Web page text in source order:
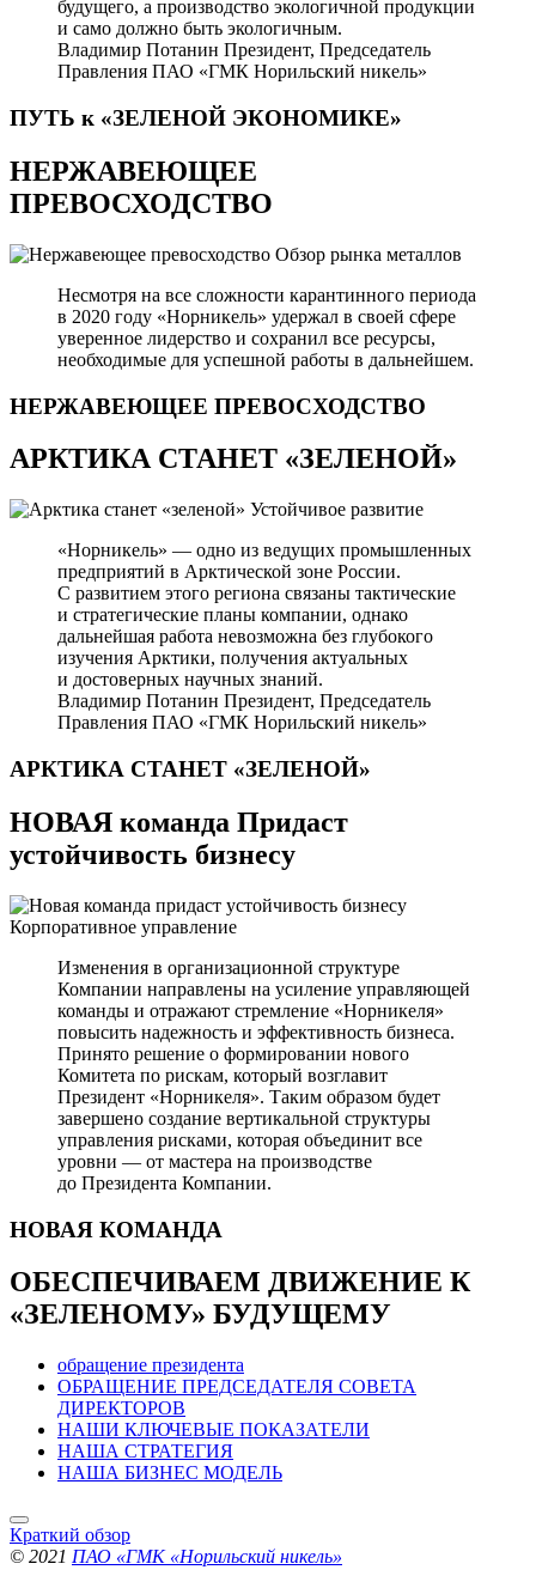
будущего, а производство экологичной продукции
и само должно быть экологичным.
Владимир Потанин Президент, Председатель
Правления ПАО «ГМК Норильский никель»
ПУТЬ к «ЗЕЛЕНОЙ ЭКОНОМИКЕ»
НЕРЖАВЕЮЩЕЕ
ПРЕВОСХОДСТВО
Обзор рынка металлов
Несмотря на все сложности карантинного периода
в 2020 году «Норникель» удержал в своей сфере
уверенное лидерство и сохранил все ресурсы,
необходимые для успешной работы в дальнейшем.
НЕРЖАВЕЮЩЕЕ ПРЕВОСХОДСТВО
АРКТИКА СТАНЕТ «ЗЕЛЕНОЙ»
Устойчивое развитие
«Норникель» — одно из ведущих промышленных
предприятий в Арктической зоне России.
С развитием этого региона связаны тактические
и стратегические планы компании, однако
дальнейшая работа невозможна без глубокого
изучения Арктики, получения актуальных
и достоверных научных знаний.
Владимир Потанин Президент, Председатель
Правления ПАО «ГМК Норильский никель»
АРКТИКА СТАНЕТ «ЗЕЛЕНОЙ»
НОВАЯ команда Придаст
устойчивость бизнесу
Корпоративное управление
Изменения в организационной структуре
Компании направлены на усиление управляющей
команды и отражают стремление «Норникеля»
повысить надежность и эффективность бизнеса.
Принято решение о формировании нового
Комитета по рискам, который возглавит
Президент «Норникеля». Таким образом будет
завершено создание вертикальной структуры
управления рисками, которая объединит все
уровни — от мастера на производстве
до Президента Компании.
НОВАЯ КОМАНДА
ОБЕСПЕЧИВАЕМ ДВИЖЕНИЕ К
«ЗЕЛЕНОМУ» БУДУЩЕМУ
обращение президента
ОБРАЩЕНИЕ ПРЕДСЕДАТЕЛЯ СОВЕТА
ДИРЕКТОРОВ
НАШИ КЛЮЧЕВЫЕ ПОКАЗАТЕЛИ
НАША СТРАТЕГИЯ
НАША БИЗНЕС МОДЕЛЬ
Краткий обзор
© 2021 ПАО «ГМК «Норильский никель»